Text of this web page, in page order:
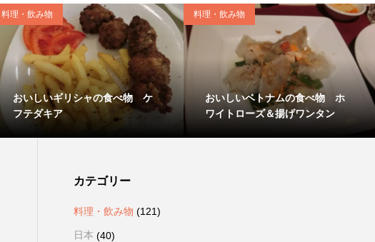
料理・飲み物
おいしいギリシャの食べ物 ケ
フテダキア
料理・飲み物
おいしいベトナムの食べ物 ホ
ワイトローズ＆揚げワンタン
カテゴリー
料理・飲み物 (121)
日本 (40)